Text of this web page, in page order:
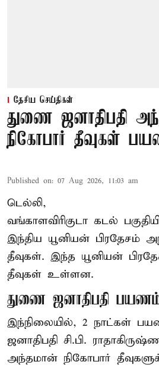
தேசிய செய்திகள்
துணை ஜனாதிபதி
நிகோபார் தீவுகள்
Published on: 07 Aug 2026, 11:03 am
டெல்லி,
வங்காளவிரிகுடா கடல்
இந்திய யூனியன் பிரதேசம்
தீவுகள். இந்த யூனியன்
தீவுகள் உள்ளன.
துணை ஜனாதிபதி பயணம்
இந்நிலையில், 2 நாட்கள்
ஜனாதிபதி சி.பி.
அந்தமான் நிகோபார்